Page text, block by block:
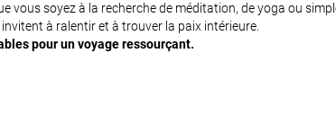
vous soyez à la recherche de méditation, de yoga ou
à ralentir et à trouver la paix intérieure.
pour un voyage ressourçant.